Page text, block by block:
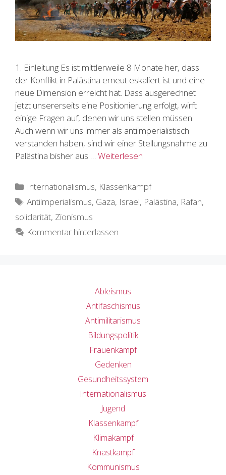
1. Einleitung Es ist mittlerweile 8 Monate her, dass
der Konflikt in Palästina erneut eskaliert ist und eine
neue Dimension erreicht hat. Dass ausgerechnet
jetzt unsererseits eine Positionierung erfolgt, wirft
einige Fragen auf, denen wir uns stellen müssen.
Auch wenn wir uns immer als antiimperialistisch
verstanden haben, sind wir einer Stellungsnahme zu
Palästina bisher aus … Weiterlesen
Kategorien
Internationalismus, Klassenkampf
Schlagwörter
Antiimperialismus, Gaza, Israel, Palästina, Rafah,
solidarität, Zionismus
Kommentar hinterlassen
Ableismus
Antifaschismus
Antimilitarismus
Bildungspolitik
Frauenkampf
Gedenken
Gesundheitssystem
Internationalismus
Jugend
Klassenkampf
Klimakampf
Knastkampf
Kommunismus